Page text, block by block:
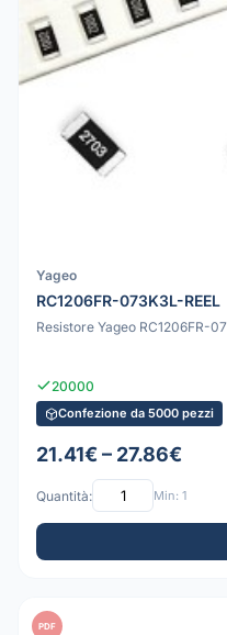
Yageo
RC1206FR-073K3L-REEL
Resistore Yageo RC1206FR-
20000
Confezione da 5000 pezzi
21.41€ – 27.86€
Quantità: Min: 1
PDF